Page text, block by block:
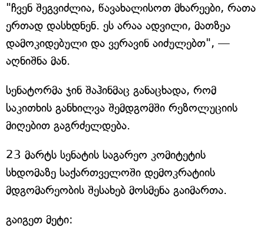
"ჩვენ შეგვიძლია, წავახალისოთ მხარეები, რათა
ერთად დასხდნენ. ეს არაა ადვილი, მათზეა
დამოკიდებული და ვერავინ აიძულებთ", —
აღნიშნა მან.
სენატორმა ჯინ შაჰინმაც განაცხადა, რომ
საკითხის განხილვა შემდგომში რეზოლუციის
მიღებით გაგრძელდება.
23 მარტს სენატის საგარეო კომიტეტის
სხდომაზე საქართველოში დემოკრატიის
მდგომარეობის შესახებ მოსმენა გაიმართა.
გაიგეთ მეტი: